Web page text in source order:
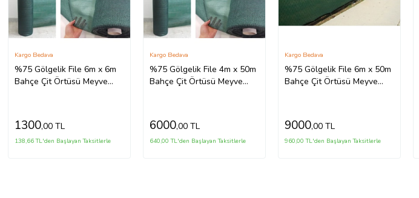
%75 Gölgelik File 6m x 6m
Bahçe Çit Örtüsü Meyve
Kargo Bedava
1300,00 TL
138,66 TL'den Başlayan Taksitlerle
%75 Gölgelik File 4m x 50m
Bahçe Çit Örtüsü Meyve
Kargo Bedava
6000,00 TL
640,00 TL'den Başlayan Taksitlerle
%75 Gölgelik File 6m x 50m
Bahçe Çit Örtüsü Meyve
Kargo Bedava
9000,00 TL
960,00 TL'den Başlayan Taksitlerle